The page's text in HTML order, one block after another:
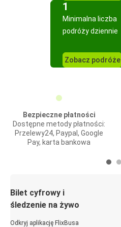
1
Minimalna liczba
podróży dziennie
Zobacz podróże
Bezpieczne płatności
Dostępne metody płatności:
Przelewy24, Paypal, Google
Pay, karta bankowa
Bilet cyfrowy i
śledzenie na żywo
Odkryj aplikację FlixBusa